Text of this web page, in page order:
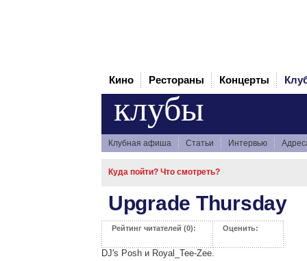
Кино Рестораны Концерты
клубы
Клубная афиша Статьи Интервью
Куда пойти? Что смотреть?
Upgrade Thursday
Рейтинг читателей (0): Оценить:
DJ's Posh и Royal_Tee-Zee.